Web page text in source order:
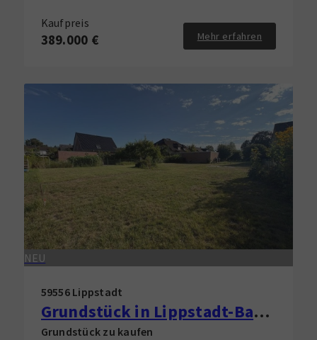
Kaufpreis
389.000 € Mehr erfahren
NEU
59556 Lippstadt
Grundstück in Lippstadt-Bad Waldliesborn zu verkaufen!
Grundstück zu kaufen